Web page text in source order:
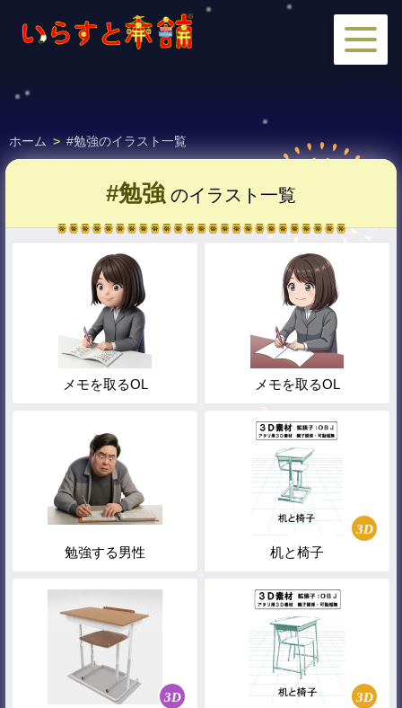
ホーム > #勉強のイラスト一覧
#勉強 のイラスト一覧
メモを取るOL メモを取るOL
勉強する男性
3D
机と椅子
3D 3D